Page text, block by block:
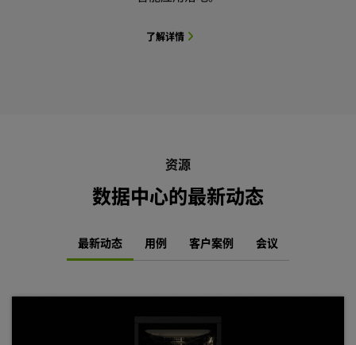
了解详情
资源
数据中心的最新动态
最新动态 用例 客户案例 会议